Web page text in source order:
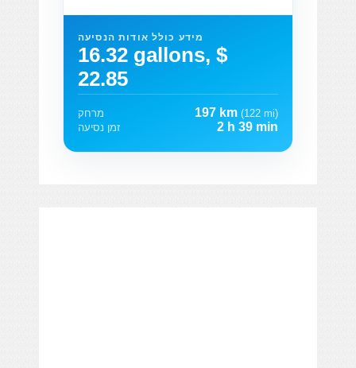
מידע כולל אודות הנסיעה
16.32 gallons, $
22.85
מרחק 197 km (122 mi)
זמן נסיעה
2 h 39 min